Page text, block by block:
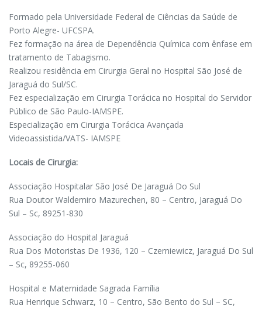
Formado pela Universidade Federal de Ciências da Saúde de
Porto Alegre- UFCSPA.
Fez formação na área de Dependência Química com ênfase em
tratamento de Tabagismo.
Realizou residência em Cirurgia Geral no Hospital São José de
Jaraguá do Sul/SC.
Fez especialização em Cirurgia Torácica no Hospital do Servidor
Público de São Paulo-IAMSPE.
Especialização em Cirurgia Torácica Avançada
Videoassistida/VATS- IAMSPE
Locais de Cirurgia:
Associação Hospitalar São José De Jaraguá Do Sul
Rua Doutor Waldemiro Mazurechen, 80 – Centro, Jaraguá Do
Sul – Sc, 89251-830
Associação do Hospital Jaraguá
Rua Dos Motoristas De 1936, 120 – Czerniewicz, Jaraguá Do Sul
– Sc, 89255-060
Hospital e Maternidade Sagrada Família
Rua Henrique Schwarz, 10 – Centro, São Bento do Sul – SC,